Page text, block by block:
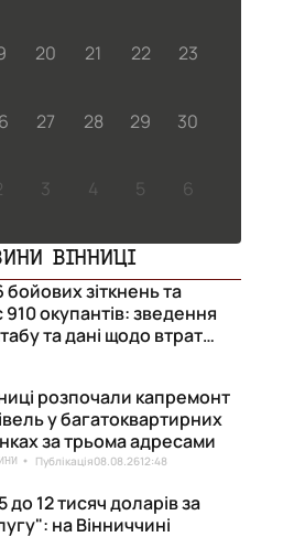
20 21 22 23
27 28 29 30
3 4 5 6
ВІННИЦІ
бойових зіткнень та
910 окупантів: зведення
та дані щодо втрат
розпочали капремонт
у багатоквартирних
за трьома адресами
Публікація08.08.2612:48
до 12 тисяч доларів за
на Вінниччині